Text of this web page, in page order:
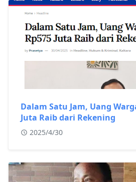
Dalam Satu Jam, Uang
Juta Raib dari Rekening
2025/4/30